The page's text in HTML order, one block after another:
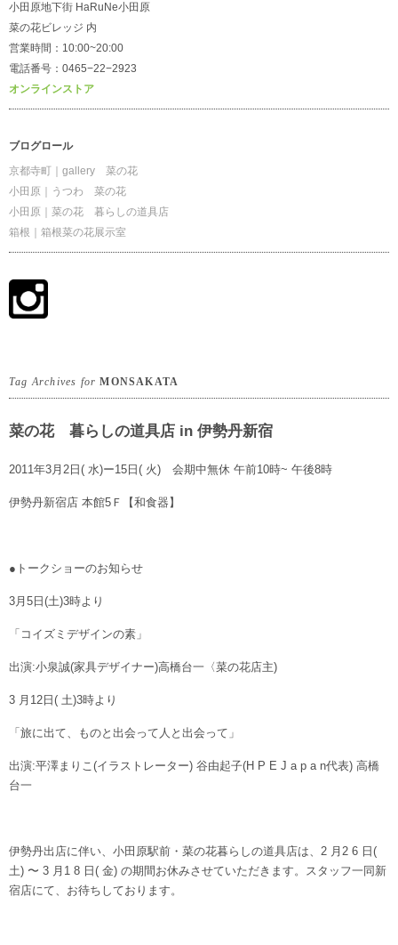
小田原地下街 HaRuNe小田原
菜の花ビレッジ 内
営業時間：10:00~20:00
電話番号：0465−22−2923
オンラインストア
ブログロール
京都寺町｜gallery 菜の花
小田原｜うつわ 菜の花
小田原｜菜の花 暮らしの道具店
箱根｜箱根菜の花展示室
Tag Archives forMONSAKATA
菜の花 暮らしの道具店 in 伊勢丹新宿
2011年3月2日( 水)ー15日( 火) 会期中無休 午前10時~ 午後8時
伊勢丹新宿店 本館5Ｆ【和食器】
●トークショーのお知らせ
3月5日(土)3時より
「コイズミデザインの素」
出演:小泉誠(家具デザイナー)高橋台一〈菜の花店主)
3 月12日( 土)3時より
「旅に出て、ものと出会って人と出会って」
出演:平澤まりこ(イラストレーター) 谷由起子(H P E J a p a n代表) 高橋
台一
伊勢丹出店に伴い、小田原駅前・菜の花暮らしの道具店は、2 月2 6 日(
土) 〜 3 月1 8 日( 金) の期間お休みさせていただきます。スタッフ一同新
宿店にて、お待ちしております。